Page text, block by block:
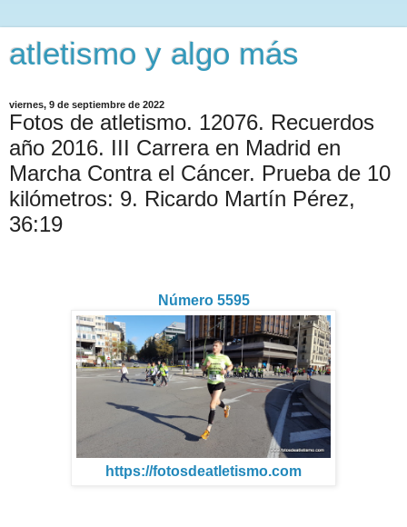
atletismo y algo más
viernes, 9 de septiembre de 2022
Fotos de atletismo. 12076. Recuerdos
año 2016. III Carrera en Madrid en
Marcha Contra el Cáncer. Prueba de 10
kilómetros: 9. Ricardo Martín Pérez,
36:19
Número 5595
https://fotosdeatletismo.com